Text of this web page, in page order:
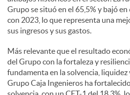
Grupo se situó en el 65,5% y bajó
con 2023, lo que representa una
sus ingresos y sus gastos.
Más relevante que el resultado
del Grupo con la fortaleza y
fundamenta en la solvencia, liquidez
Grupo Caja Ingenieros ha